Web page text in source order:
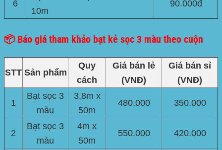
6
10m
90.000đ
📦 Báo giá tham khảo bạt kẻ sọc 3 màu theo cuộn
STT Sản phẩm
Quy
cách
Giá bán lẻ
(VNĐ)
Giá bán sỉ
(VNĐ)
1
Bạt sọc 3
màu
3,8m x
50m
480.000 350.000
2
Bạt sọc 3
màu
4m x
50m
550.000 420.000